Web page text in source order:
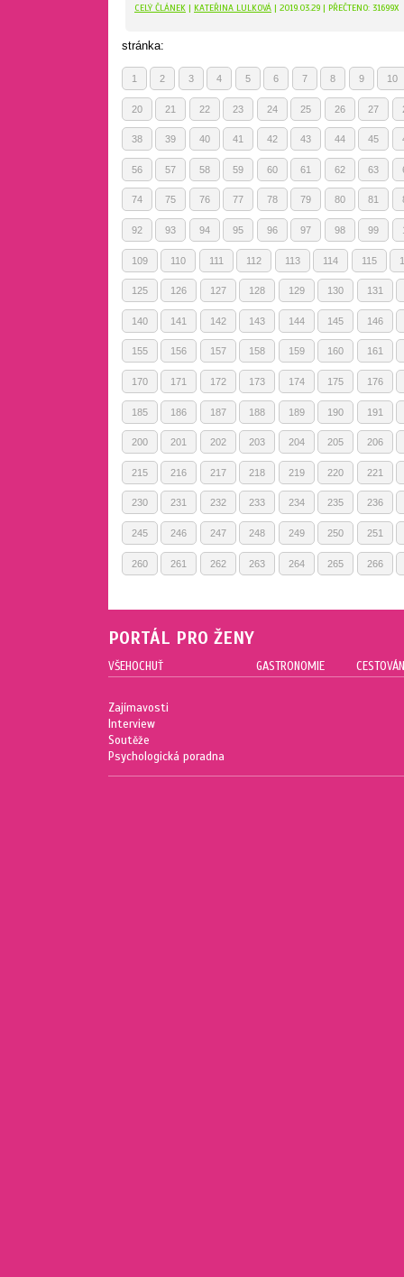
CELÝ ČLÁNEK | KATEŘINA LULKOVÁ | 2019.03.29 | PŘEČTENO: 31699X
stránka:
1 2 3 4 5 6 7 8 9 10
20 21 22 23 24 25 26 27
38 39 40 41 42 43 44 45
56 57 58 59 60 61 62 63
74 75 76 77 78 79 80 81
92 93 94 95 96 97 98 99
109 110 111 112 113 114 115
125 126 127 128 129 130 131
140 141 142 143 144 145 146
155 156 157 158 159 160 161
170 171 172 173 174 175 176
185 186 187 188 189 190 191
200 201 202 203 204 205 206
215 216 217 218 219 220 221
230 231 232 233 234 235 236
245 246 247 248 249 250 251
260 261 262 263 264 265 266
PORTÁL PRO ŽENY
VŠEHOCHUŤ
Zajímavosti
Interview
Soutěže
Psychologická poradna
GASTRONOMIE